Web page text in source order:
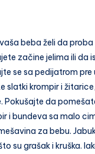
beba želi da proba
začine jelima ili da
se sa pedijatrom
slatki krompir i
Pokušajte da
i bundeva sa malo
za bebu.
su grašak i kruška.